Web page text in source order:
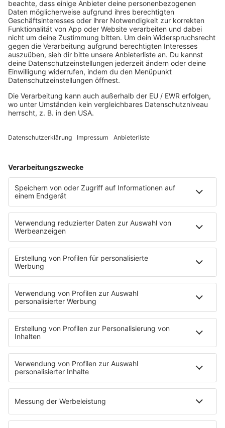
I Love Hamburg
Mallorca Party
Mitsingen
Top 100 Deutschrap
Top 100 Dance
Top 100 Party
Sommer
Unplugged
TikTok Hittracks
Uptempo Banger
Programm
Aktuelles
Zum Nachhören
Nachrichten
Wetter
Blitzer & Verkehr
Programmübersicht
Team
Podcasts
Access All Areas
delta Backstage
Jahrhundertgeschichten
Mein delta radio
App
DAB+
Empfang
Jobs & Praktika